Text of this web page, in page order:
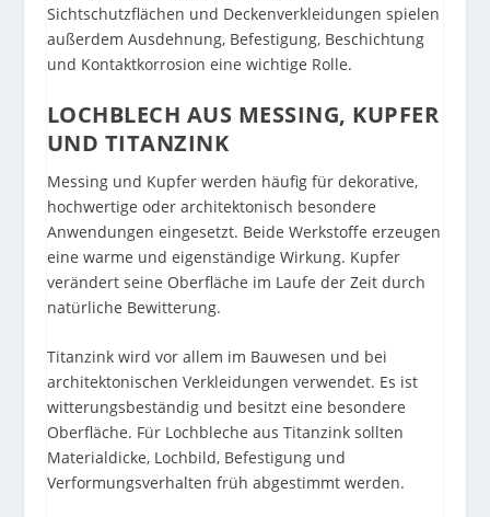
Sichtschutzflächen und Deckenverkleidungen spielen
außerdem Ausdehnung, Befestigung, Beschichtung
und Kontaktkorrosion eine wichtige Rolle.
LOCHBLECH AUS MESSING, KUPFER
UND TITANZINK
Messing und Kupfer werden häufig für dekorative,
hochwertige oder architektonisch besondere
Anwendungen eingesetzt. Beide Werkstoffe erzeugen
eine warme und eigenständige Wirkung. Kupfer
verändert seine Oberfläche im Laufe der Zeit durch
natürliche Bewitterung.
Titanzink wird vor allem im Bauwesen und bei
architektonischen Verkleidungen verwendet. Es ist
witterungsbeständig und besitzt eine besondere
Oberfläche. Für Lochbleche aus Titanzink sollten
Materialdicke, Lochbild, Befestigung und
Verformungsverhalten früh abgestimmt werden.